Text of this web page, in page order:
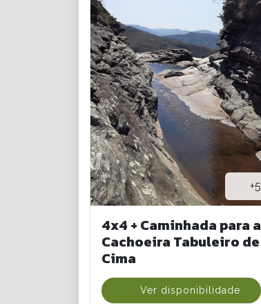
+5
4x4 + Caminhada para a
Cachoeira Tabuleiro de
Cima
Ver disponibilidade